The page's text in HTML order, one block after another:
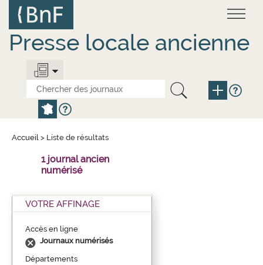
contenu
principal
Presse locale ancienne
Accueil > Liste de résultats
1 journal ancien
numérisé
VOTRE AFFINAGE
Accès en ligne
Journaux numérisés
Départements
Panneau de gestion des cookies